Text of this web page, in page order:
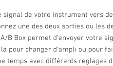
signal de votre instrument vers
une des deux sorties ou les
A/B Box permet d'envoyer votre
pour changer d'ampli ou pour
temps avec différents réglages